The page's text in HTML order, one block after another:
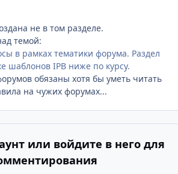
не в том разделе.
темой:
в рамках тематики форума. Раздел
шаблонов IPB ниже по курсу.
обязаны хотя бы уметь читать
на чужих форумах...
или войдите в него для